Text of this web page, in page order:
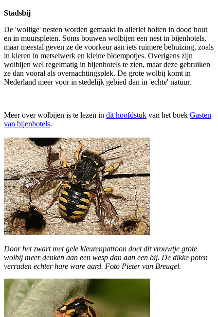
Stadsbij
De 'wollige' nesten worden gemaakt in allerlei holten in dood hout
en in muurspleten. Soms bouwen wolbijen een nest in bijenhotels,
maar meestal geven ze de voorkeur aan iets ruimere behuizing, zoals
in kieren in metselwerk en kleine bloempotjes. Overigens zijn
wolbijen wel regelmatig in bijenhotels te zien, maar deze gebruiken
ze dan vooral als overnachtingsplek. De grote wolbij komt in
Nederland meer voor in stedelijk gebied dan in 'echte' natuur.
Meer over wolbijen is te lezen in dit hoofdstuk van het boek Gasten
van bijenhotels.
Door het zwart met gele kleurenpatroon doet dit vrouwtje grote
wolbij meer denken aan een wesp dan aan een bij. De dikke poten
verraden echter hare ware aard. Foto Pieter van Breugel.